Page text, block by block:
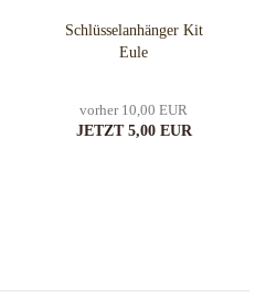
Schlüsselanhänger Kit
Eule
vorher 10,00 EUR
JETZT 5,00 EUR